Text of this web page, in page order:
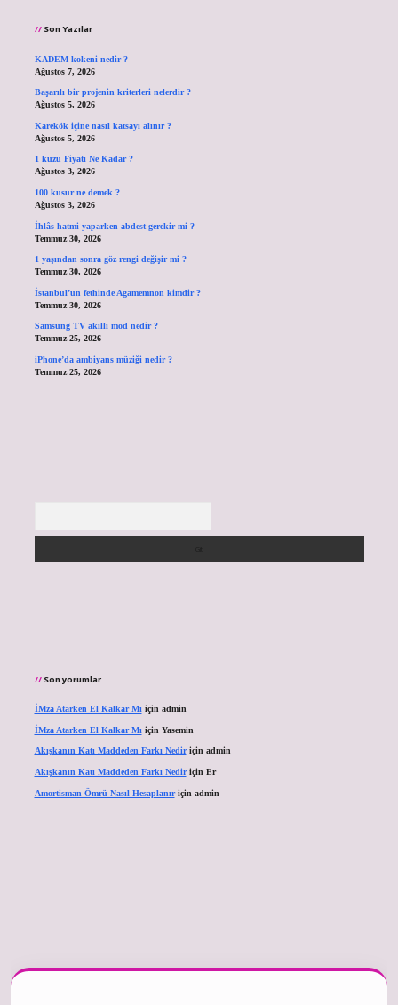
Son Yazılar
KADEM kokeni nedir ?
Ağustos 7, 2026
Başarılı bir projenin kriterleri nelerdir ?
Ağustos 5, 2026
Karekök içine nasıl katsayı alınır ?
Ağustos 5, 2026
1 kuzu Fiyatı Ne Kadar ?
Ağustos 3, 2026
100 kusur ne demek ?
Ağustos 3, 2026
İhlâs hatmi yaparken abdest gerekir mi ?
Temmuz 30, 2026
1 yaşından sonra göz rengi değişir mi ?
Temmuz 30, 2026
İstanbul’un fethinde Agamemnon kimdir ?
Temmuz 30, 2026
Samsung TV akıllı mod nedir ?
Temmuz 25, 2026
iPhone’da ambiyans müziği nedir ?
Temmuz 25, 2026
Son yorumlar
İMza Atarken El Kalkar Mıiçin admin
İMza Atarken El Kalkar Mıiçin Yasemin
Akışkanın Katı Maddeden Farkı Nediriçin admin
Akışkanın Katı Maddeden Farkı Nediriçin Er
Amortisman Ömrü Nasıl Hesaplanıriçin admin